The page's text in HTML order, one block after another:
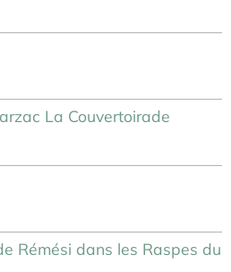
La Couvertoirade
Rémési dans les Raspes du